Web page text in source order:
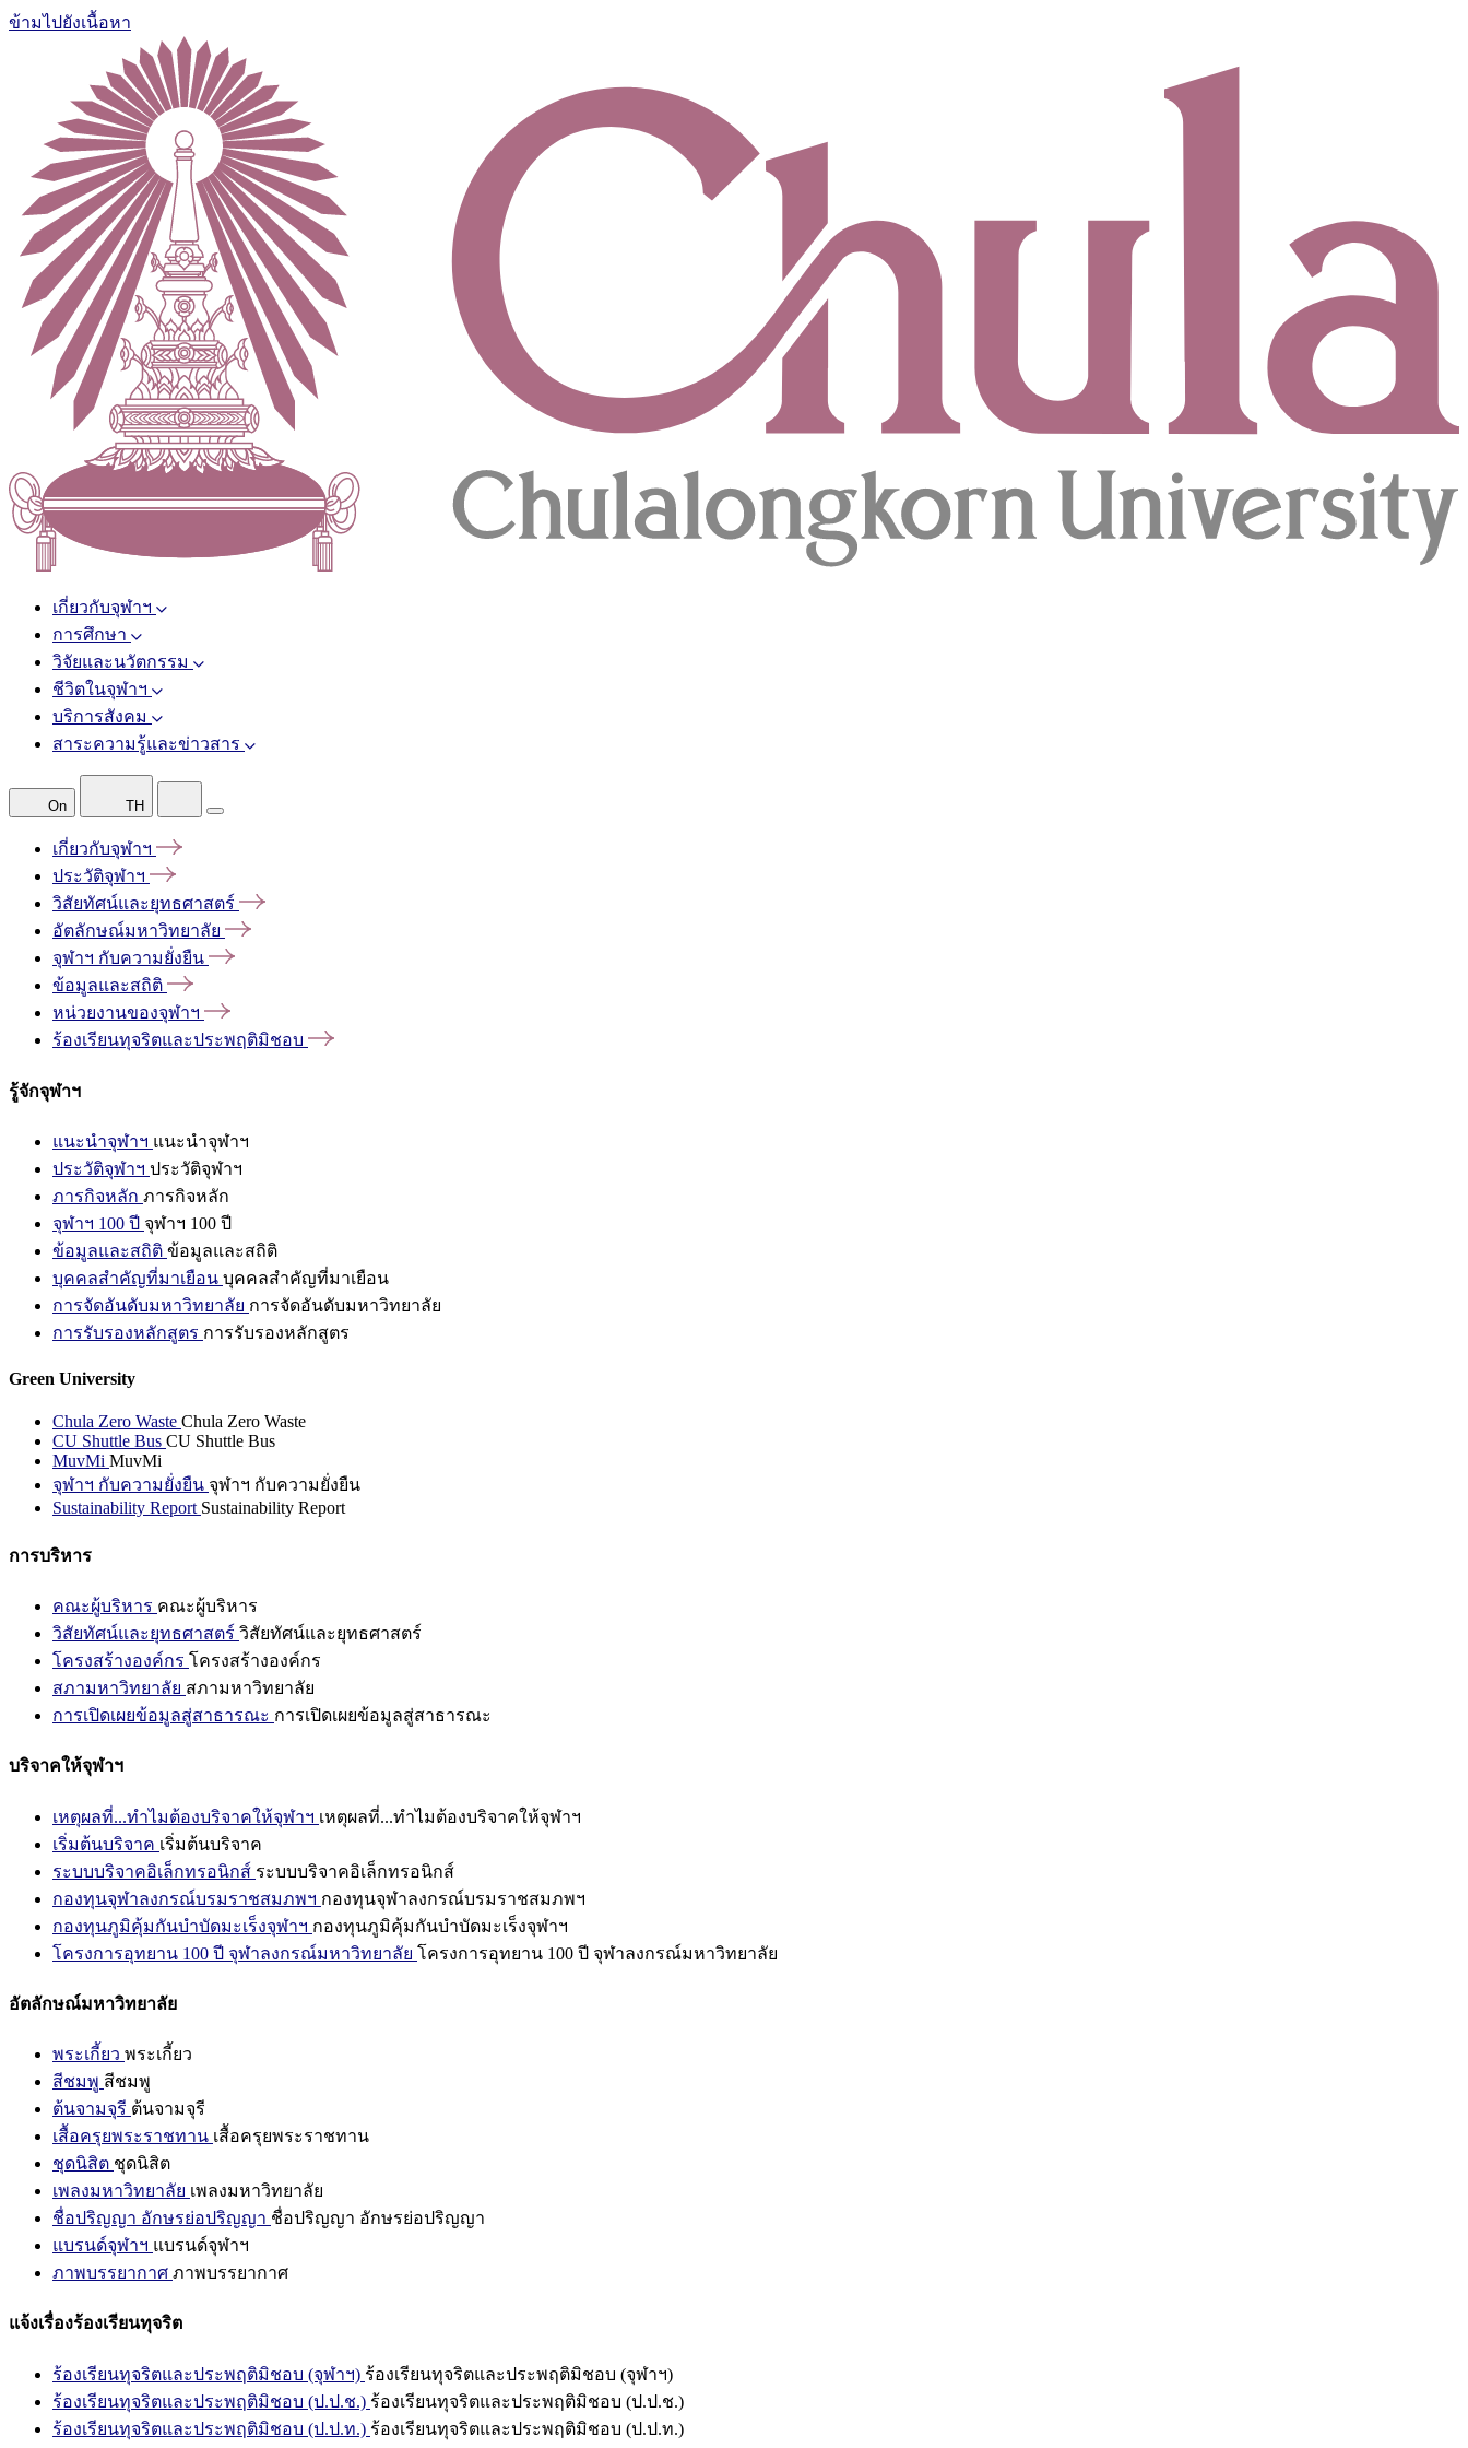
ข้ามไปยังเนื้อหา
เกี่ยวกับจุฬาฯ
การศึกษา
วิจัยและนวัตกรรม
ชีวิตในจุฬาฯ
บริการสังคม
สาระความรู้และข่าวสาร
On TH
เกี่ยวกับจุฬาฯ
ประวัติจุฬาฯ
วิสัยทัศน์และยุทธศาสตร์
อัตลักษณ์มหาวิทยาลัย
จุฬาฯ กับความยั่งยืน
ข้อมูลและสถิติ
หน่วยงานของจุฬาฯ
ร้องเรียนทุจริตและประพฤติมิชอบ
รู้จักจุฬาฯ
แนะนำจุฬาฯ แนะนำจุฬาฯ
ประวัติจุฬาฯ ประวัติจุฬาฯ
ภารกิจหลัก ภารกิจหลัก
จุฬาฯ 100 ปี จุฬาฯ 100 ปี
ข้อมูลและสถิติ ข้อมูลและสถิติ
บุคคลสำคัญที่มาเยือน บุคคลสำคัญที่มาเยือน
การจัดอันดับมหาวิทยาลัย การจัดอันดับมหาวิทยาลัย
การรับรองหลักสูตร การรับรองหลักสูตร
Green University
Chula Zero Waste Chula Zero Waste
CU Shuttle Bus CU Shuttle Bus
MuvMi MuvMi
จุฬาฯ กับความยั่งยืน จุฬาฯ กับความยั่งยืน
Sustainability Report Sustainability Report
การบริหาร
คณะผู้บริหาร คณะผู้บริหาร
วิสัยทัศน์และยุทธศาสตร์ วิสัยทัศน์และยุทธศาสตร์
โครงสร้างองค์กร โครงสร้างองค์กร
สภามหาวิทยาลัย สภามหาวิทยาลัย
การเปิดเผยข้อมูลสู่สาธารณะ การเปิดเผยข้อมูลสู่สาธารณะ
บริจาคให้จุฬาฯ
เหตุผลที่...ทำไมต้องบริจาคให้จุฬาฯ เหตุผลที่...ทำไมต้องบริจาคให้จุฬาฯ
เริ่มต้นบริจาค เริ่มต้นบริจาค
ระบบบริจาคอิเล็กทรอนิกส์ ระบบบริจาคอิเล็กทรอนิกส์
กองทุนจุฬาลงกรณ์บรมราชสมภพฯ กองทุนจุฬาลงกรณ์บรมราชสมภพฯ
กองทุนภูมิคุ้มกันบำบัดมะเร็งจุฬาฯ กองทุนภูมิคุ้มกันบำบัดมะเร็งจุฬาฯ
โครงการอุทยาน 100 ปี จุฬาลงกรณ์มหาวิทยาลัย โครงการอุทยาน 100 ปี จุฬาลงกรณ์มหาวิทยาลัย
อัตลักษณ์มหาวิทยาลัย
พระเกี้ยว พระเกี้ยว
สีชมพู สีชมพู
ต้นจามจุรี ต้นจามจุรี
เสื้อครุยพระราชทาน เสื้อครุยพระราชทาน
ชุดนิสิต ชุดนิสิต
เพลงมหาวิทยาลัย เพลงมหาวิทยาลัย
ชื่อปริญญา อักษรย่อปริญญา ชื่อปริญญา อักษรย่อปริญญา
แบรนด์จุฬาฯ แบรนด์จุฬาฯ
ภาพบรรยากาศ ภาพบรรยากาศ
แจ้งเรื่องร้องเรียนทุจริต
ร้องเรียนทุจริตและประพฤติมิชอบ (จุฬาฯ) ร้องเรียนทุจริตและประพฤติมิชอบ (จุฬาฯ)
ร้องเรียนทุจริตและประพฤติมิชอบ (ป.ป.ช.) ร้องเรียนทุจริตและประพฤติมิชอบ (ป.ป.ช.)
ร้องเรียนทุจริตและประพฤติมิชอบ (ป.ป.ท.) ร้องเรียนทุจริตและประพฤติมิชอบ (ป.ป.ท.)